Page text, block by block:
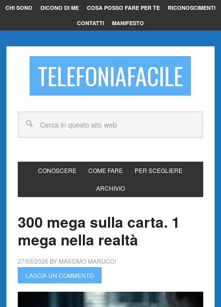
CHI SONO DICONO DI ME COSA POSSO FARE PER TE RICONOSCIMENTI
CONTATTI MANIFESTO
TELEFONIAFACILE
CONOSCERE COME FARE PER SCEGLIERE
ARCHIVIO
300 mega sulla carta. 1
mega nella realtà
27/03/2026 BY MASSIMO MARUCCI
LASCIA UN COMMENTO